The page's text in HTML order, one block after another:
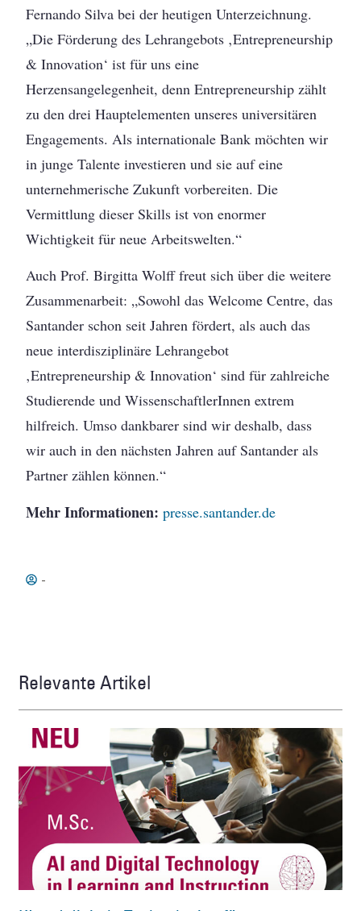
Fernando Silva bei der heutigen Unterzeichnung.
„Die Förderung des Lehrangebots ‚Entrepreneurship
& Innovation‘ ist für uns eine
Herzensangelegenheit, denn Entrepreneurship zählt
zu den drei Hauptelementen unseres universitären
Engagements. Als internationale Bank möchten wir
in junge Talente investieren und sie auf eine
unternehmerische Zukunft vorbereiten. Die
Vermittlung dieser Skills ist von enormer
Wichtigkeit für neue Arbeitswelten.“
Auch Prof. Birgitta Wolff freut sich über die weitere
Zusammenarbeit: „Sowohl das Welcome Centre, das
Santander schon seit Jahren fördert, als auch das
neue interdisziplinäre Lehrangebot
‚Entrepreneurship & Innovation‘ sind für zahlreiche
Studierende und WissenschaftlerInnen extrem
hilfreich. Umso dankbarer sind wir deshalb, dass
wir auch in den nächsten Jahren auf Santander als
Partner zählen können.“
Mehr Informationen: presse.santander.de
-
Relevante Artikel